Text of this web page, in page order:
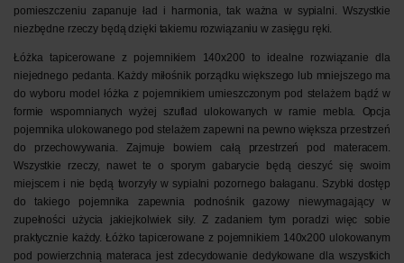
pomieszczeniu zapanuje ład i harmonia, tak ważna w sypialni. Wszystkie
niezbędne rzeczy będą dzięki takiemu rozwiązaniu w zasięgu ręki.
Łóżka tapicerowane z pojemnikiem 140x200 to idealne rozwiązanie dla
niejednego pedanta. Każdy miłośnik porządku większego lub mniejszego ma
do wyboru model łóżka z pojemnikiem umieszczonym pod stelażem bądź w
formie wspomnianych wyżej szuflad ulokowanych w ramie mebla. Opcja
pojemnika ulokowanego pod stelażem zapewni na pewno większa przestrzeń
do przechowywania. Zajmuje bowiem całą przestrzeń pod materacem.
Wszystkie rzeczy, nawet te o sporym gabarycie będą cieszyć się swoim
miejscem i nie będą tworzyły w sypialni pozornego bałaganu. Szybki dostęp
do takiego pojemnika zapewnia podnośnik gazowy niewymagający w
zupełności użycia jakiejkolwiek siły. Z zadaniem tym poradzi więc sobie
praktycznie każdy. Łóżko tapicerowane z pojemnikiem 140x200 ulokowanym
pod powierzchnią materaca jest zdecydowanie dedykowane dla wszystkich